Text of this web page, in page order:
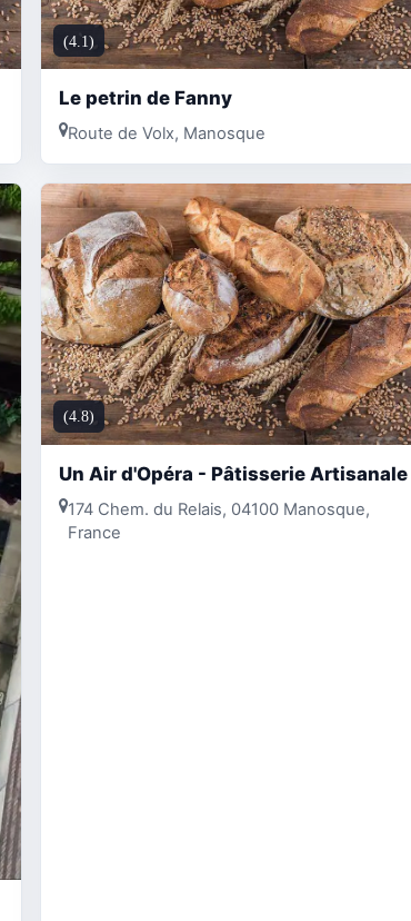
(4.1)
Le petrin de Fanny
Route de Volx, Manosque
(4.8)
Un Air d'Opéra - Pâtisserie Artisanale
174 Chem. du Relais, 04100 Manosque,
France